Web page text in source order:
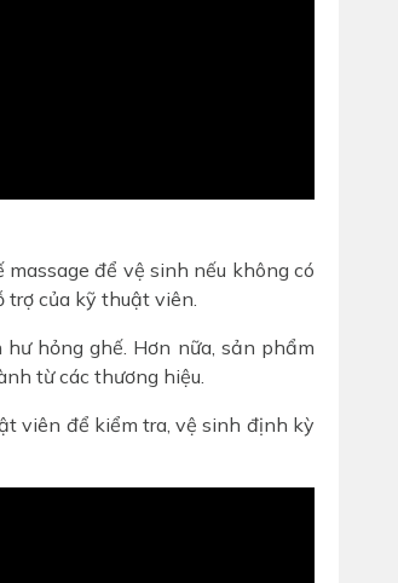
để vệ sinh nếu không có
trợ của kỹ thuật viên.
hỏng ghế. Hơn nữa, sản phẩm
từ các thương hiệu.
viên để kiểm tra, vệ sinh định kỳ